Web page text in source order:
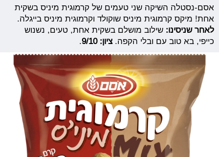
אסם-נסטלה השיקה שני טעמים של קרמוגית מיניס בשקית
אחת! מיקס קרמוגית מיניס שוקולד וקרמוגית מיניס בייגלה.
לאחר שניסינו: שילוב מושלם בשקית אחת, טעים, נשנוש
כייפי, בא טוב עם ובלי הקפה.ציון: 9/10 .